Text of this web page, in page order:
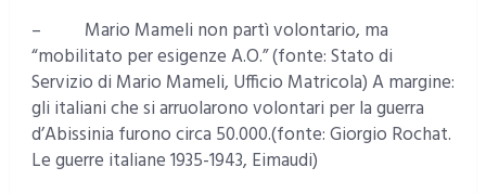
– Mario Mameli non partì volontario, ma
“mobilitato per esigenze A.O.” (fonte: Stato di
Servizio di Mario Mameli, Ufficio Matricola) A margine:
gli italiani che si arruolarono volontari per la guerra
d’Abissinia furono circa 50.000.(fonte: Giorgio Rochat.
Le guerre italiane 1935-1943, Eimaudi)